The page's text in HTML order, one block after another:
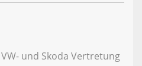
und Skoda Vertretung